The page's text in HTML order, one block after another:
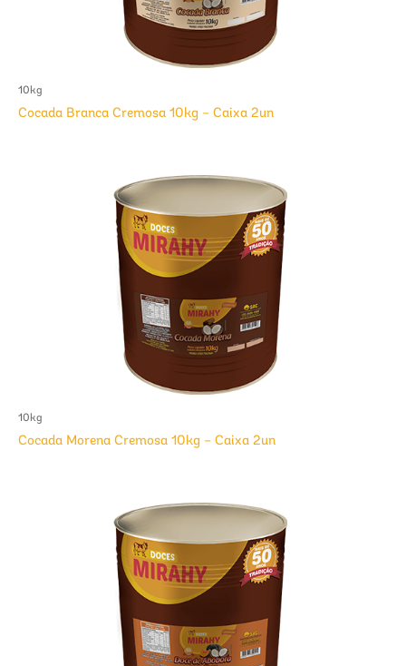
10kg
Cocada Branca Cremosa 10kg – Caixa 2un
10kg
Cocada Morena Cremosa 10kg – Caixa 2un